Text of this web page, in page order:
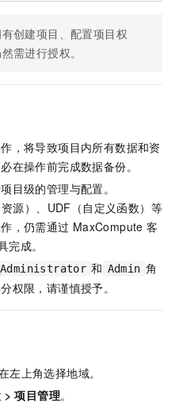
创建项目、配置项目权
需进行授权。
，将导致项目内所有数据和资
在操作前完成数据备份。
目级的管理与配置。
源）、UDF（自定义函数）等
，仍需通过 MaxCompute 客
完成。
和 Admin 角
权限，请谨慎授予。
左上角选择地域。
>项目管理。